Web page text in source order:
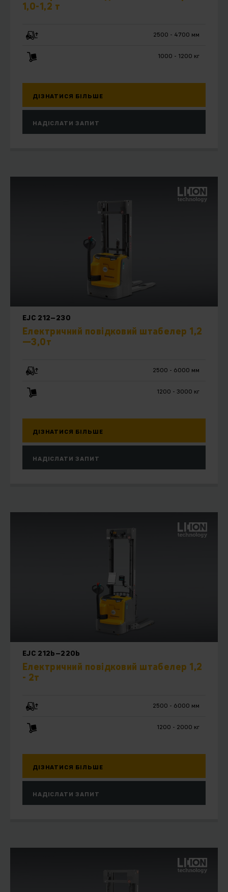
1,0-1,2 т
2500 - 4700 мм
1000 - 1200 кг
ДІЗНАТИСЯ БІЛЬШЕ
НАДІСЛАТИ ЗАПИТ
EJC 212–230
Електричний повідковий штабелер 1,2
—3,0т
2500 - 6000 мм
1200 - 3000 кг
ДІЗНАТИСЯ БІЛЬШЕ
НАДІСЛАТИ ЗАПИТ
EJC 212b–220b
Електричний повідковий штабелер 1,2
- 2т
2500 - 6000 мм
1200 - 2000 кг
ДІЗНАТИСЯ БІЛЬШЕ
НАДІСЛАТИ ЗАПИТ